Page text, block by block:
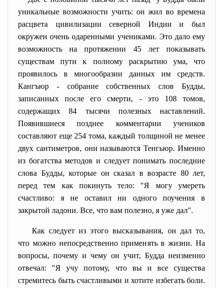
уникальные возможности учить: он жил во времена
расцвета цивилизации северной Индии и был
окружен очень одаренными учениками. Это дало ему
возможность на протяжении 45 лет показывать
существам пути к полному раскрытию ума, что
проявилось в многообразии данных им средств.
Кангъюр - собрание собственных слов Будды,
записанных после его смерти, - это 108 томов,
содержащих 84 тысячи полезных наставлений.
Появившиеся позднее комментарии учеников
составляют еще 254 тома, каждый толщиной не менее
двух сантиметров, они называются Тенгьюр. Именно
из богатства методов и следует понимать последние
слова Будды, которые он сказал в возрасте 80 лет,
перед тем как покинуть тело: "Я могу умереть
счастливо: я не оставил ни одного поучения в
закрытой ладони. Все, что вам полезно, я уже дал".
Как следует из этого высказывания, он дал то,
что можно непосредственно применять в жизни. На
вопросы, почему и чему он учит, Будда неизменно
отвечал: "Я учу потому, что вы и все существа
стремитесь быть счастливыми и хотите избегать боли.